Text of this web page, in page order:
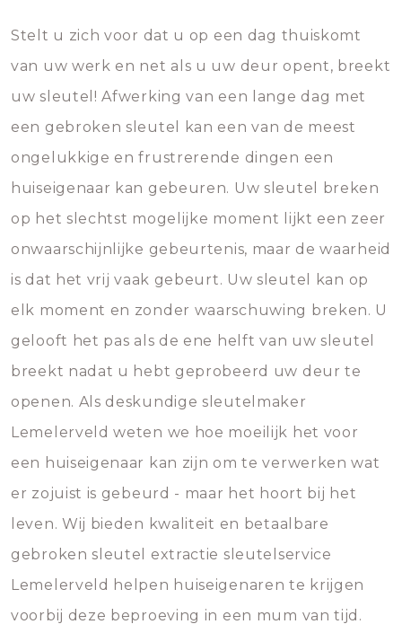
Stelt u zich voor dat u op een dag thuiskomt
van uw werk en net als u uw deur opent, breekt
uw sleutel! Afwerking van een lange dag met
een gebroken sleutel kan een van de meest
ongelukkige en frustrerende dingen een
huiseigenaar kan gebeuren. Uw sleutel breken
op het slechtst mogelijke moment lijkt een zeer
onwaarschijnlijke gebeurtenis, maar de waarheid
is dat het vrij vaak gebeurt. Uw sleutel kan op
elk moment en zonder waarschuwing breken. U
gelooft het pas als de ene helft van uw sleutel
breekt nadat u hebt geprobeerd uw deur te
openen. Als deskundige sleutelmaker
Lemelerveld weten we hoe moeilijk het voor
een huiseigenaar kan zijn om te verwerken wat
er zojuist is gebeurd - maar het hoort bij het
leven. Wij bieden kwaliteit en betaalbare
gebroken sleutel extractie sleutelservice
Lemelerveld helpen huiseigenaren te krijgen
voorbij deze beproeving in een mum van tijd.